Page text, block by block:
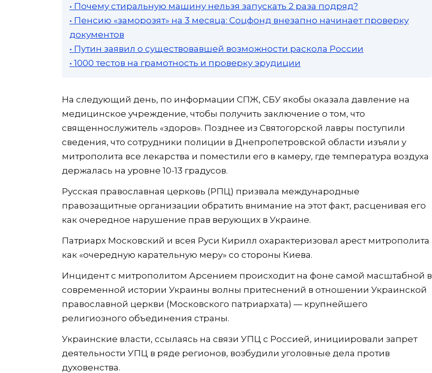
• Почему стиральную машину нельзя запускать 2 раза подряд?
• Пенсию «заморозят» на 3 месяца: Соцфонд внезапно начинает проверку
документов
• Путин заявил о существовавшей возможности раскола России
• 1000 тестов на грамотность и проверку эрудиции
На следующий день, по информации СПЖ, СБУ якобы оказала давление на
медицинское учреждение, чтобы получить заключение о том, что
священнослужитель «здоров». Позднее из Святогорской лавры поступили
сведения, что сотрудники полиции в Днепропетровской области изъяли у
митрополита все лекарства и поместили его в камеру, где температура воздуха
держалась на уровне 10-13 градусов.
Русская православная церковь (РПЦ) призвала международные
правозащитные организации обратить внимание на этот факт, расценивая его
как очередное нарушение прав верующих в Украине.
Патриарх Московский и всея Руси Кирилл охарактеризовал арест митрополита
как «очередную карательную меру» со стороны Киева.
Инцидент с митрополитом Арсением происходит на фоне самой масштабной в
современной истории Украины волны притеснений в отношении Украинской
православной церкви (Московского патриархата) — крупнейшего
религиозного объединения страны.
Украинские власти, ссылаясь на связи УПЦ с Россией, инициировали запрет
деятельности УПЦ в ряде регионов, возбудили уголовные дела против
духовенства.